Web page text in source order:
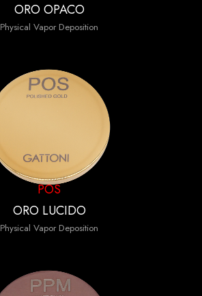
ORO OPACO
Physical Vapor Deposition
POS
ORO LUCIDO
Physical Vapor Deposition